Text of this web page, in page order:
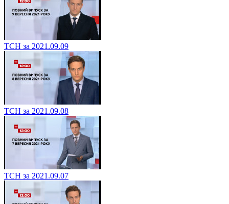
ТСН за 2021.09.09
ТСН за 2021.09.08
ТСН за 2021.09.07